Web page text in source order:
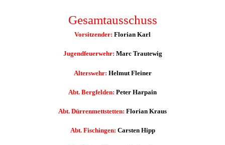
Gesamtausschuss
Vorsitzender: Florian Karl
Jugendfeuerwehr: Marc Trautewig
Alterswehr: Helmut Fleiner
Abt. Bergfelden: Peter Harpain
Abt. Dürrenmettstetten: Florian Kraus
Abt. Fischingen: Carsten Hipp